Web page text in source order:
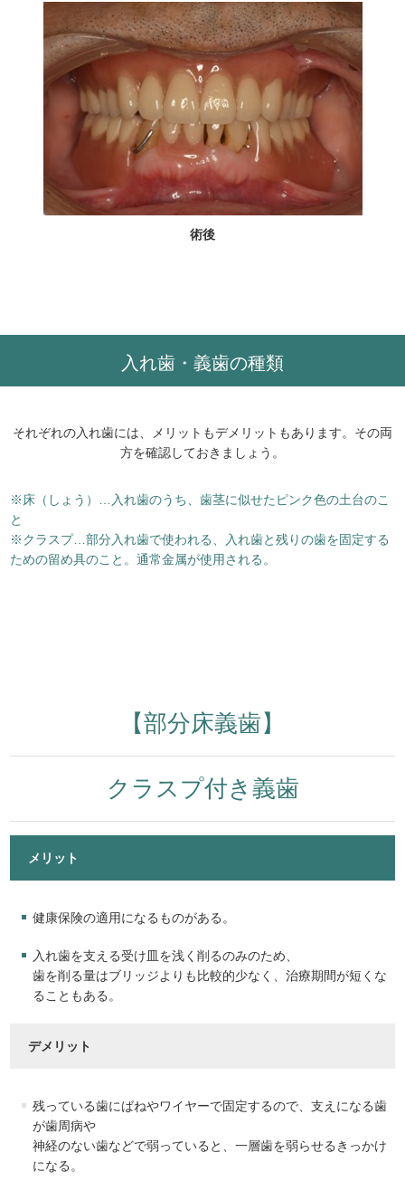
術後
入れ歯・義歯の種類
それぞれの入れ歯には、メリットもデメリットもあります。その両
方を確認しておきましょう。
※床（しょう）…入れ歯のうち、歯茎に似せたピンク色の土台のこ
と
※クラスプ…部分入れ歯で使われる、入れ歯と残りの歯を固定する
ための留め具のこと。通常金属が使用される。
【部分床義歯】
クラスプ付き義歯
メリット
健康保険の適用になるものがある。
入れ歯を支える受け皿を浅く削るのみのため、
歯を削る量はブリッジよりも比較的少なく、治療期間が短くな
ることもある。
デメリット
残っている歯にばねやワイヤーで固定するので、支えになる歯
が歯周病や
神経のない歯などで弱っていると、一層歯を弱らせるきっかけ
になる。